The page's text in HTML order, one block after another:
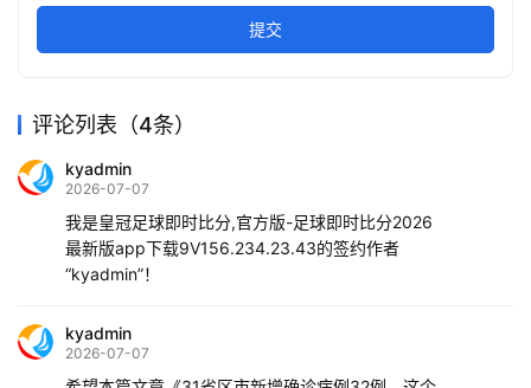
提交
评论列表（4条）
kyadmin
2026-07-07
我是皇冠足球即时比分,官方版-足球即时比分2026
最新版app下载9V156.234.23.43的签约作者
“kyadmin”！
kyadmin
2026-07-07